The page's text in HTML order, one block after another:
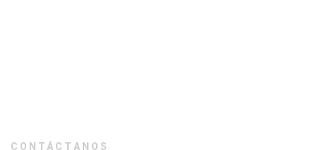
CONTÁCTANOS